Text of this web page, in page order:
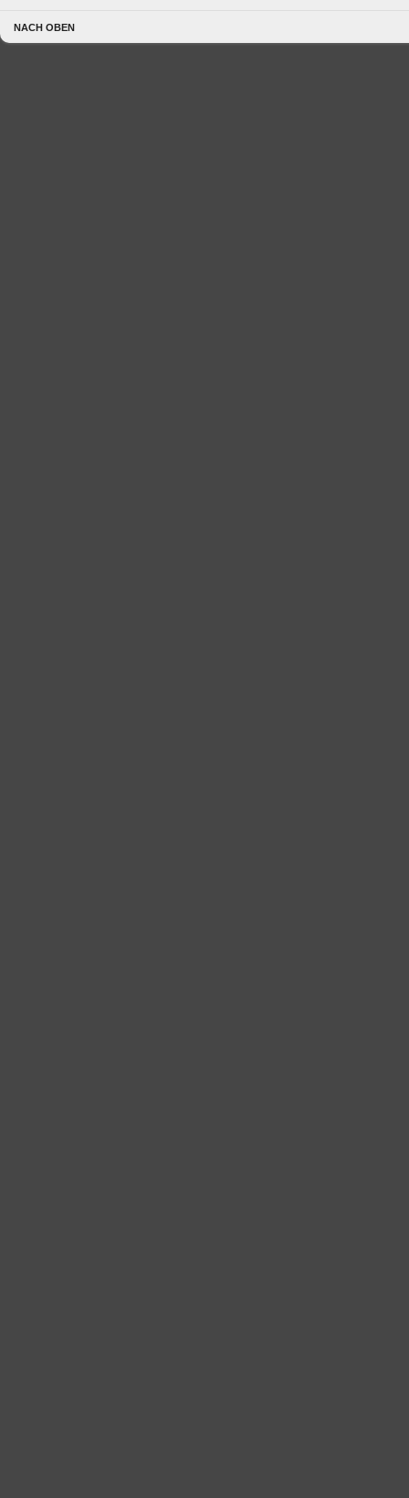
NACH OBEN